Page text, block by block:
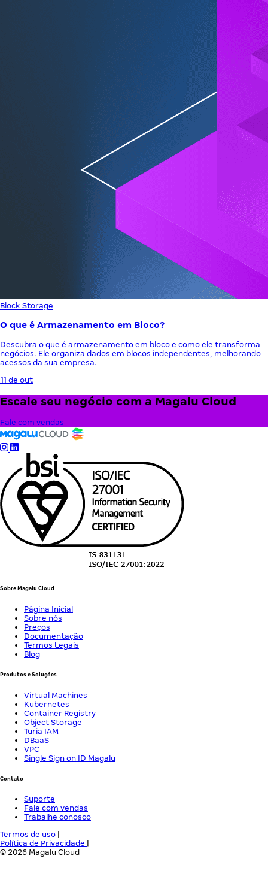
Block Storage
O que é Armazenamento em Bloco?
Descubra o que é armazenamento em bloco e como ele transforma
negócios. Ele organiza dados em blocos independentes, melhorando
acessos da sua empresa.
11 de out
Escale seu negócio com a Magalu Cloud
Fale com vendas
Sobre Magalu Cloud
Página Inicial
Sobre nós
Preços
Documentação
Termos Legais
Blog
Produtos e Soluções
Virtual Machines
Kubernetes
Container Registry
Object Storage
Turia IAM
DBaaS
VPC
Single Sign on ID Magalu
Contato
Suporte
Fale com vendas
Trabalhe conosco
Termos de uso
Política de Privacidade
© 2026 Magalu Cloud